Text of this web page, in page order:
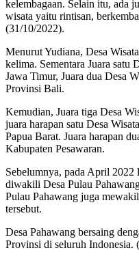
kelembagaan. Selain itu, ada
wisata yaitu rintisan,
(31/10/2022).
Menurut Yudiana, Desa
kelima. Sementara Juara satu
Jawa Timur, Juara dua Desa
Provinsi Bali.
Kemudian, Juara tiga Desa
juara harapan satu Desa
Papua Barat. Juara harapan
Kabupaten Pesawaran.
Sebelumnya, pada April 2022
diwakili Desa Pulau
Pulau Pahawang juga
tersebut.
Desa Pahawang bersaing
Provinsi di seluruh Indonesia.